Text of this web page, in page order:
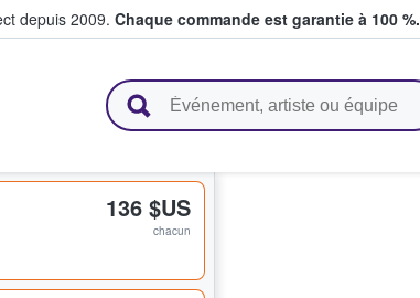
depuis 2009. Chaque commande est garantie à 100 %.
des billets
136 $US
chacun